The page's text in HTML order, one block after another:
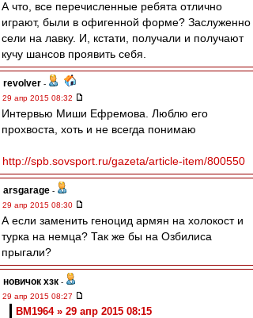
А что, все перечисленные ребята отлично
играют, были в офигенной форме? Заслуженно
сели на лавку. И, кстати, получали и получают
кучу шансов проявить себя.
revolver -
29 апр 2015 08:32
Интервью Миши Ефремова. Люблю его
прохвоста, хоть и не всегда понимаю
http://spb.sovsport.ru/gazeta/article-item/800550
arsgarage -
29 апр 2015 08:30
А если заменить геноцид армян на холокост и
турка на немца? Так же бы на Озбилиса
прыгали?
новичок хзк -
29 апр 2015 08:27
BM1964 » 29 апр 2015 08:15